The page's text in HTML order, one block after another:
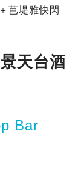
芭堤雅快閃
天台酒
Bar